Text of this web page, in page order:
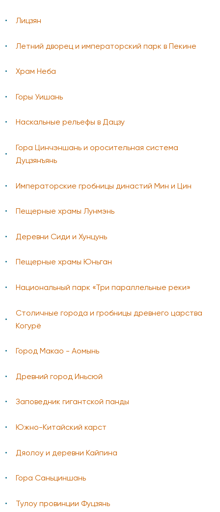
Лицзян
Летний дворец и императорский парк в Пекине
Храм Неба
Горы Уишань
Наскальные рельефы в Дацзу
Гора Цинчэншань и оросительная система
Дуцзянъянь
Императорские гробницы династий Мин и Цин
Пещерные храмы Лунмэнь
Деревни Сиди и Хунцунь
Пещерные храмы Юньган
Национальный парк «Три параллельные реки»
Столичные города и гробницы древнего царства
Когурё
Город Макао - Аомынь
Древний город Иньсюй
Заповедник гигантской панды
Южно-Китайский карст
Дяолоу и деревни Кайпина
Гора Саньциншань
Тулоу провинции Фуцзянь